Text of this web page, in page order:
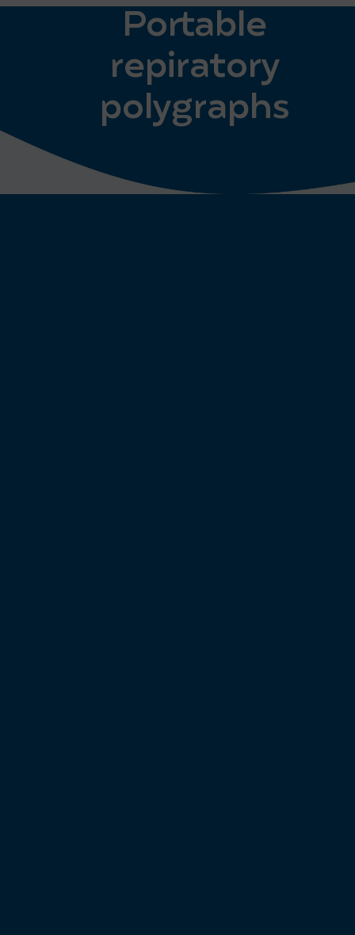
Portable
repiratory
polygraphs